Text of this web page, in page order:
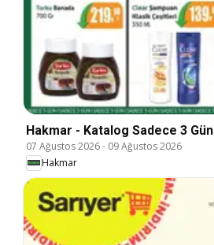
Hakmar - Katalog Sadece 3 Gün
07 Ağustos 2026- 09 Ağustos 2026
Hakmar